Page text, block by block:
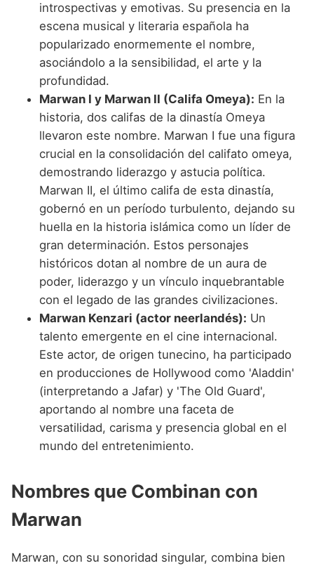
introspectivas y emotivas. Su presencia en la
escena musical y literaria española ha
popularizado enormemente el nombre,
asociándolo a la sensibilidad, el arte y la
profundidad.
Marwan I y Marwan II (Califa Omeya): En la
historia, dos califas de la dinastía Omeya
llevaron este nombre. Marwan I fue una figura
crucial en la consolidación del califato omeya,
demostrando liderazgo y astucia política.
Marwan II, el último califa de esta dinastía,
gobernó en un período turbulento, dejando su
huella en la historia islámica como un líder de
gran determinación. Estos personajes
históricos dotan al nombre de un aura de
poder, liderazgo y un vínculo inquebrantable
con el legado de las grandes civilizaciones.
Marwan Kenzari (actor neerlandés): Un
talento emergente en el cine internacional.
Este actor, de origen tunecino, ha participado
en producciones de Hollywood como 'Aladdin'
(interpretando a Jafar) y 'The Old Guard',
aportando al nombre una faceta de
versatilidad, carisma y presencia global en el
mundo del entretenimiento.
Nombres que Combinan con
Marwan
Marwan, con su sonoridad singular, combina bien